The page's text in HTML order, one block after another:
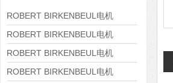
ROBERT BIRKENBEUL电机
8APE225M-4-IE3
ROBERT BIRKENBEUL电机
8APE180L-4 IE3
ROBERT BIRKENBEUL电机
8APE160M-6 IE3
ROBERT BIRKENBEUL电机